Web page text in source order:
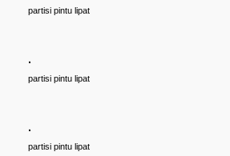
partisi pintu lipat
.
partisi pintu lipat
.
partisi pintu lipat